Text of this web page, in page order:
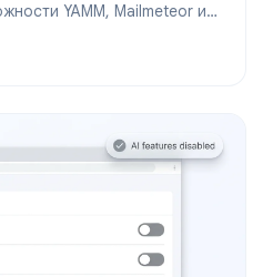
YAMM, Mailmeteor и
через Google
для Mail Merge в Gmail: